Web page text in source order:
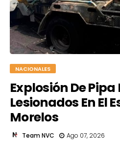
NACIONALES
Explosión De Pipa
Lesionados En El
Morelos
Team NVC Ago 07, 2026